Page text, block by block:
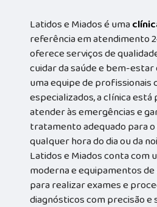
Latidos e Miados é uma
referência em atendimento
oferece serviços de
cuidar da saúde e bem-
uma equipe de profissionais
especializados, a clínica
atender às emergências e
tratamento adequado para o
qualquer hora do dia ou da
Latidos e Miados conta com
moderna e equipamentos
para realizar exames e
diagnósticos com precisão e